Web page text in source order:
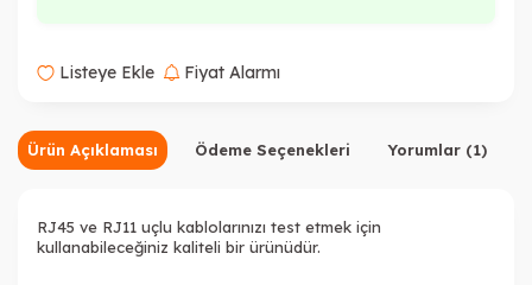
Listeye Ekle Fiyat Alarmı
Ürün Açıklaması Ödeme Seçenekleri Yorumlar (1)
RJ45 ve RJ11 uçlu kablolarınızı test etmek için
kullanabileceğiniz kaliteli bir ürünüdür.